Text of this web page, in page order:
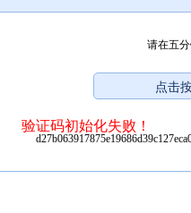
请在五
验证码初始化失败！